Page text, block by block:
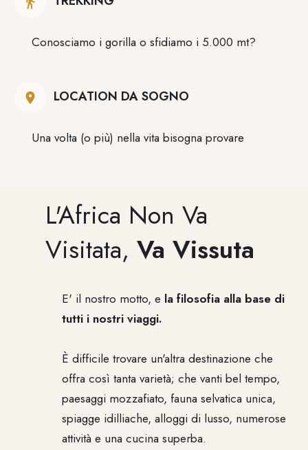
Conosciamo i gorilla o sfidiamo i 5.000 mt?
LOCATION DA SOGNO
Una volta (o più) nella vita bisogna provare
L'Africa Non Va
Visitata, Va Vissuta
E' il nostro motto, e la filosofia alla base di
tutti i nostri viaggi.
È difficile trovare un'altra destinazione che
offra così tanta varietà; che vanti bel tempo,
paesaggi mozzafiato, fauna selvatica unica,
spiagge idilliache, alloggi di lusso, numerose
attività e una cucina superba.